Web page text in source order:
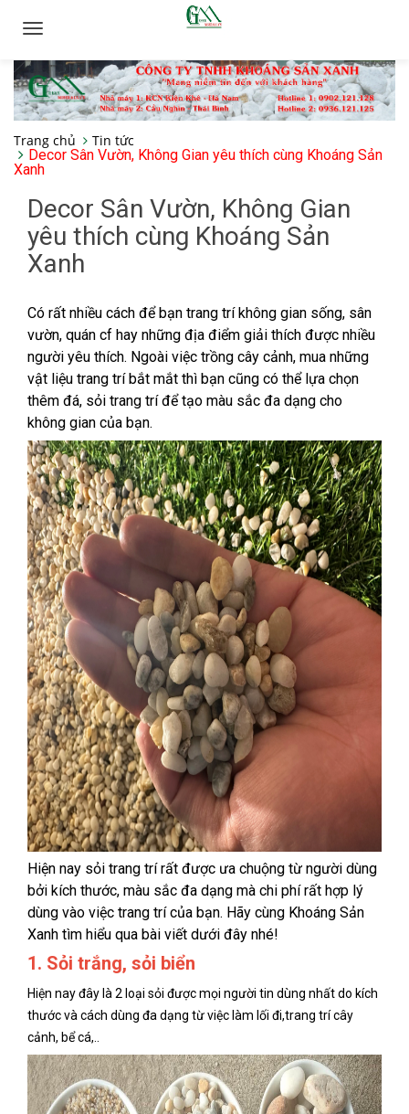
Toggle
Trang chủ
Tin tức
Decor Sân Vườn, Không Gian yêu thích cùng Khoáng Sản
Xanh
Decor Sân Vườn, Không Gian
yêu thích cùng Khoáng Sản
Xanh
Có rất nhiều cách để bạn trang trí không gian sống, sân
vườn, quán cf hay những địa điểm giải thích được nhiều
người yêu thích. Ngoài việc trồng cây cảnh, mua những
vật liệu trang trí bắt mắt thì bạn cũng có thể lựa chọn
thêm đá, sỏi trang trí để tạo màu sắc đa dạng cho
không gian của bạn.
Hiện nay sỏi trang trí rất được ưa chuộng từ người dùng
bởi kích thước, màu sắc đa dạng mà chi phí rất hợp lý
dùng vào việc trang trí của bạn. Hãy cùng Khoáng Sản
Xanh tìm hiểu qua bài viết dưới đây nhé!
1. Sỏi trắng, sỏi biển
Hiện nay đây là 2 loại sỏi được mọi người tin dùng nhất do kích
thước và cách dùng đa dạng từ việc làm lối đi,trang trí cây
cảnh, bể cá,..